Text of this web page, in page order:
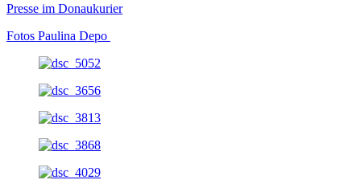
Presse im Donaukurier
Fotos Paulina Depo